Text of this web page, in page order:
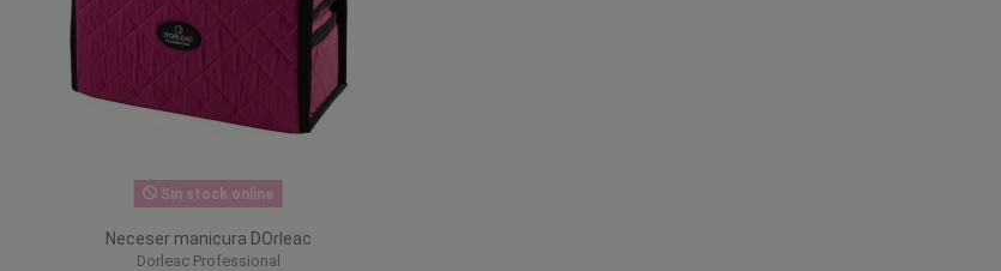
Sin stock online
Neceser manicura DOrleac
Dorleac Professional